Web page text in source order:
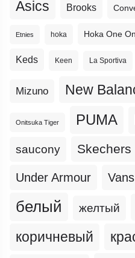
Asics Brooks
Etnies hoka Hoka One
Keds Keen La Sportiva
Mizuno New
Onitsuka Tiger PUMA
saucony Skechers
Under Armour Vans
белый желтый
коричневый